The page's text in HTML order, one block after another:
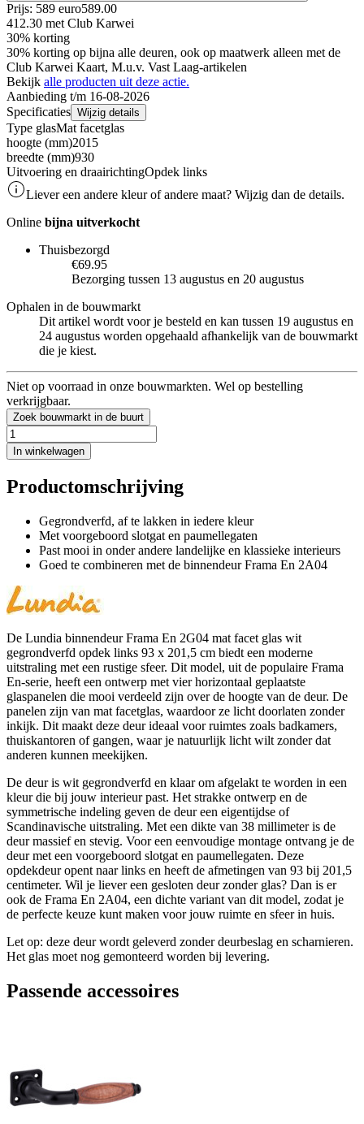
Prijs: 589 euro589.00
412.30 met Club Karwei
30% korting
30% korting op bijna alle deuren, ook op maatwerk alleen met de
Club Karwei Kaart, M.u.v. Vast Laag-artikelen
Bekijk alle producten uit deze actie.
Aanbieding t/m 16-08-2026
Specificaties Wijzig details
Type glasMat facetglas
hoogte (mm)2015
breedte (mm)930
Uitvoering en draairichtingOpdek links
Liever een andere kleur of andere maat? Wijzig dan de details.
Online bijna uitverkocht
Thuisbezorgd
€69.95
Bezorging tussen 13 augustus en 20 augustus
Ophalen in de bouwmarkt
Dit artikel wordt voor je besteld en kan tussen 19 augustus en
24 augustus worden opgehaald afhankelijk van de bouwmarkt
die je kiest.
Niet op voorraad in onze bouwmarkten. Wel op bestelling
verkrijgbaar.
Zoek bouwmarkt in de buurt
In winkelwagen
Productomschrijving
Gegrondverfd, af te lakken in iedere kleur
Met voorgeboord slotgat en paumellegaten
Past mooi in onder andere landelijke en klassieke interieurs
Goed te combineren met de binnendeur Frama En 2A04
De Lundia binnendeur Frama En 2G04 mat facet glas wit
gegrondverfd opdek links 93 x 201,5 cm biedt een moderne
uitstraling met een rustige sfeer. Dit model, uit de populaire Frama
En-serie, heeft een ontwerp met vier horizontaal geplaatste
glaspanelen die mooi verdeeld zijn over de hoogte van de deur. De
panelen zijn van mat facetglas, waardoor ze licht doorlaten zonder
inkijk. Dit maakt deze deur ideaal voor ruimtes zoals badkamers,
thuiskantoren of gangen, waar je natuurlijk licht wilt zonder dat
anderen kunnen meekijken.
De deur is wit gegrondverfd en klaar om afgelakt te worden in een
kleur die bij jouw interieur past. Het strakke ontwerp en de
symmetrische indeling geven de deur een eigentijdse of
Scandinavische uitstraling. Met een dikte van 38 millimeter is de
deur massief en stevig. Voor een eenvoudige montage ontvang je de
deur met een voorgeboord slotgat en paumellegaten. Deze
opdekdeur opent naar links en heeft de afmetingen van 93 bij 201,5
centimeter. Wil je liever een gesloten deur zonder glas? Dan is er
ook de Frama En 2A04, een dichte variant van dit model, zodat je
de perfecte keuze kunt maken voor jouw ruimte en sfeer in huis.
Let op: deze deur wordt geleverd zonder deurbeslag en scharnieren.
Het glas moet nog gemonteerd worden bij levering.
Passende accessoires